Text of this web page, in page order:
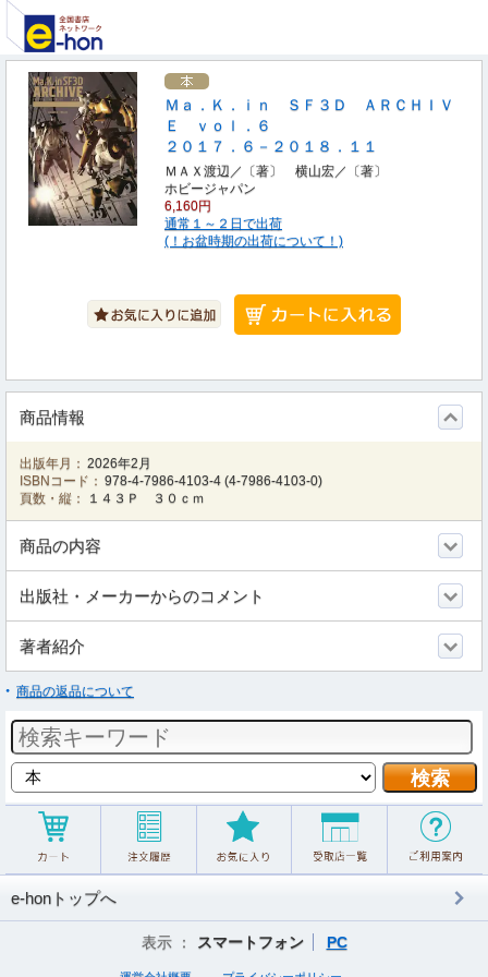
Ｍａ．Ｋ．ｉｎ ＳＦ３Ｄ ＡＲＣＨＩＶ
Ｅ ｖｏｌ．６
２０１７．６－２０１８．１１
ＭＡＸ渡辺／〔著〕 横山宏／〔著〕
ホビージャパン
6,160円
通常１～２日で出荷
(！お盆時期の出荷について！)
商品情報
出版年月： 2026年2月
ISBNコード： 978-4-7986-4103-4 (4-7986-4103-0)
頁数・縦：
１４３Ｐ ３０ｃｍ
商品の内容
出版社・メーカーからのコメント
著者紹介
商品の返品について
e-honトップへ
表示 ： スマートフォン PC